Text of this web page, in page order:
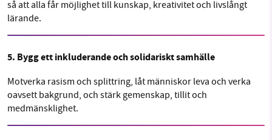
så att alla får möjlighet till kunskap, kreativitet och livslångt
lärande.
5. Bygg ett inkluderande och solidariskt samhälle
Motverka rasism och splittring, låt människor leva och verka
oavsett bakgrund, och stärk gemenskap, tillit och
medmänsklighet.